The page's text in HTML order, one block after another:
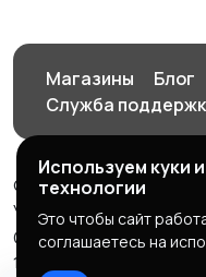
Магазины Блог
Служба
© 2026 Орен-АЙ - Авто
Услуги
Создал Карусов Е.С
1235600008841
Используем куки
технологии
Это чтобы сайт
соглашаетесь на